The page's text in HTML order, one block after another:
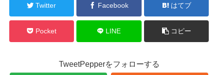
Twitter Facebook はてブ
Pocket LINE コピー
TweetPepperをフォローする